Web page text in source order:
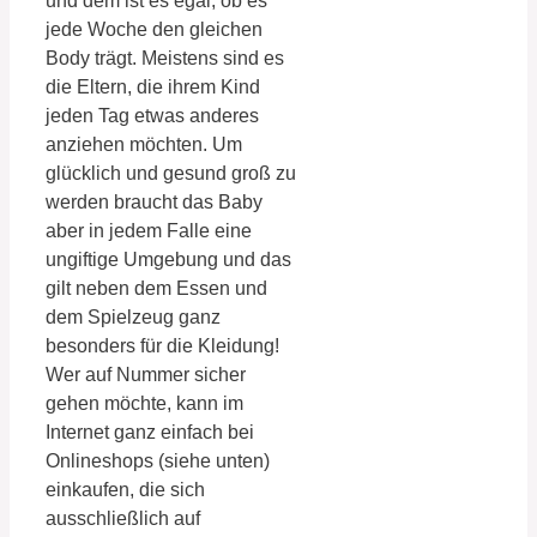
jede Woche den gleichen
Body trägt. Meistens sind es
die Eltern, die ihrem Kind
jeden Tag etwas anderes
anziehen möchten. Um
glücklich und gesund groß zu
werden braucht das Baby
aber in jedem Falle eine
ungiftige Umgebung und das
gilt neben dem Essen und
dem Spielzeug ganz
besonders für die Kleidung!
Wer auf Nummer sicher
gehen möchte, kann im
Internet ganz einfach bei
Onlineshops (siehe unten)
einkaufen, die sich
ausschließlich auf